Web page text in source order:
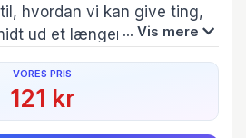
hvordan vi kan give ting,
ud et længere eller nyt liv,
på naturen og skaber flere
I de fleste af legene
har derhjemme, f.eks.
bakker og syltetøjsglas og
... Vis mere
VORES PRIS
121 kr